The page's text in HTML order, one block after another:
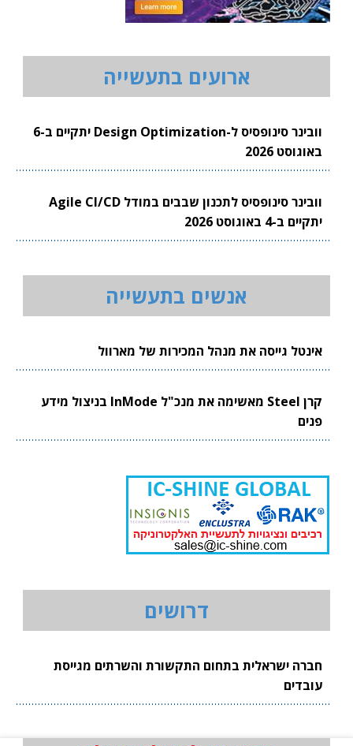
ארועים בתעשייה
וובינר סינופסיס ל-Design Optimization יתקיים ב-6
באוגוסט 2026
וובינר סינופסיס לתכנון שבבים במודל Agile CI/CD
יתקיים ב-4 באוגוסט 2026
אנשים בתעשייה
אינטל גייסה את מנהל המכירות של מארוול
קרן Steel מאשימה את מנכ"ל InMode בניצול מידע
פנים
דרושים
חברה ישראלית בתחום התקשורת והשרתים מגייסת
עובדים